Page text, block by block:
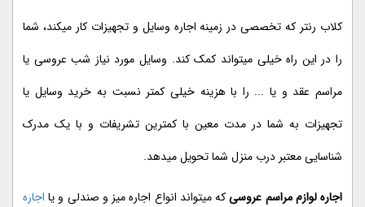
کلاب رنتر که تخصصی در زمینه اجاره وسایل و تجهیزات کار میکند، شما
را در این راه خیلی میتواند کمک کند. وسایل مورد نیاز شب عروسی یا
مراسم عقد و یا ... را با هزینه خیلی کمتر نسبت به خرید وسایل یا
تجهیزات به شما در مدت معین با کمترین تشریفات و با یک مدرک
شناسایی معتبر درب منزل شما تحویل میدهد.
اجاره لوازم مراسم عروسیکه میتواند انواع اجاره میز و صندلی و یا اجاره